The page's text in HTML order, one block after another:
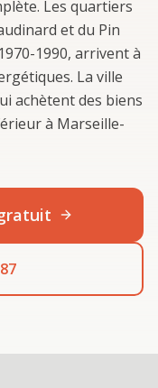
Les quartiers
et du Pin
1990, arrivent à
La ville
achètent des biens
à Marseille-